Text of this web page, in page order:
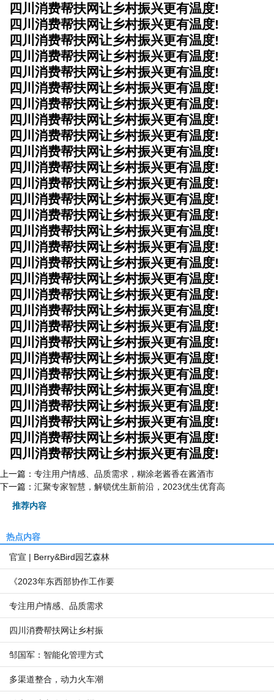
四川消费帮扶网让乡村振兴更有温度!
四川消费帮扶网让乡村振兴更有温度!
四川消费帮扶网让乡村振兴更有温度!
四川消费帮扶网让乡村振兴更有温度!
四川消费帮扶网让乡村振兴更有温度!
四川消费帮扶网让乡村振兴更有温度!
四川消费帮扶网让乡村振兴更有温度!
四川消费帮扶网让乡村振兴更有温度!
四川消费帮扶网让乡村振兴更有温度!
四川消费帮扶网让乡村振兴更有温度!
四川消费帮扶网让乡村振兴更有温度!
四川消费帮扶网让乡村振兴更有温度!
四川消费帮扶网让乡村振兴更有温度!
四川消费帮扶网让乡村振兴更有温度!
四川消费帮扶网让乡村振兴更有温度!
四川消费帮扶网让乡村振兴更有温度!
四川消费帮扶网让乡村振兴更有温度!
四川消费帮扶网让乡村振兴更有温度!
四川消费帮扶网让乡村振兴更有温度!
四川消费帮扶网让乡村振兴更有温度!
四川消费帮扶网让乡村振兴更有温度!
四川消费帮扶网让乡村振兴更有温度!
四川消费帮扶网让乡村振兴更有温度!
四川消费帮扶网让乡村振兴更有温度!
四川消费帮扶网让乡村振兴更有温度!
四川消费帮扶网让乡村振兴更有温度!
四川消费帮扶网让乡村振兴更有温度!
四川消费帮扶网让乡村振兴更有温度!
四川消费帮扶网让乡村振兴更有温度!
上一篇： 专注用户情感、品质需求，糊涂老酱香在酱酒市
下一篇： 汇聚专家智慧，解锁优生新前沿，2023优生优育高
推荐内容
热点内容
官宣 | Berry&Bird园艺森林
《2023年东西部协作工作要
专注用户情感、品质需求
四川消费帮扶网让乡村振
邹国军：智能化管理方式
多渠道整合，动力火车潮